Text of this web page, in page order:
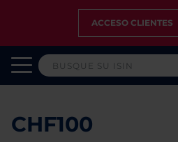
ACCESO CLIENTES
CHF100